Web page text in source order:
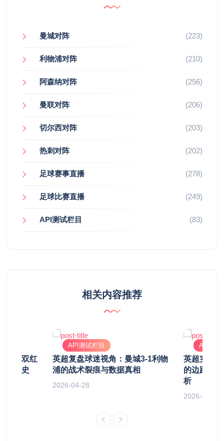
曼城对阵 (223)
利物浦对阵 (210)
阿森纳对阵 (256)
曼联对阵 (206)
切尔西对阵 (203)
热刺对阵 (202)
足球赛事直播 (278)
足球比赛直播 (249)
API测试栏目 (83)
相关内容推荐
从“双红
进化史
API测试栏目
英超复盘球迷视角：曼城3-1利物
浦的战术裂痕与数据真相
2026-04-28
API测
英超实时
的边路革
析
2026-04-28